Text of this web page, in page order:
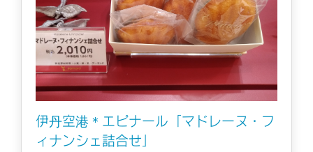
伊丹空港＊エピナール「マドレーヌ・フ
ィナンシェ詰合せ」